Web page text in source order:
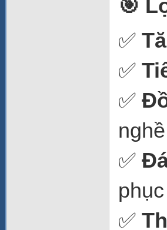
🎯
✅
✅
✅
✅
✅